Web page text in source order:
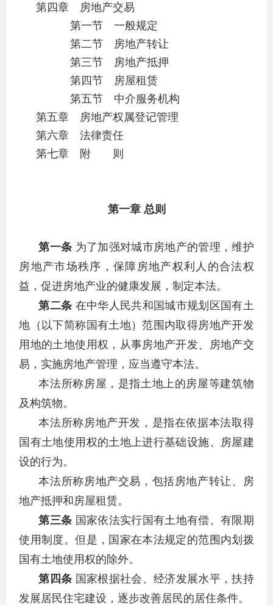
第四章 房地产交易
第一节 一般规定
第二节 房地产转让
第三节 房地产抵押
第四节 房屋租赁
第五节 中介服务机构
第五章 房地产权属登记管理
第六章 法律责任
第七章 附 则
第一章 总则
第一条 为了加强对城市房地产的管理，维护
房地产市场秩序，保障房地产权利人的合法权
益，促进房地产业的健康发展，制定本法。
第二条 在中华人民共和国城市规划区国有土
地（以下简称国有土地）范围内取得房地产开发
用地的土地使用权，从事房地产开发、房地产交
易，实施房地产管理，应当遵守本法。
本法所称房屋，是指土地上的房屋等建筑物
及构筑物。
本法所称房地产开发，是指在依据本法取得
国有土地使用权的土地上进行基础设施、房屋建
设的行为。
本法所称房地产交易，包括房地产转让、房
地产抵押和房屋租赁。
第三条 国家依法实行国有土地有偿、有限期
使用制度。但是，国家在本法规定的范围内划拨
国有土地使用权的除外。
第四条 国家根据社会、经济发展水平，扶持
发展居民住宅建设，逐步改善居民的居住条件。